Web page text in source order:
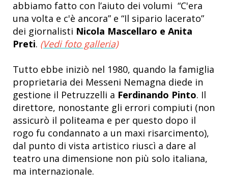
abbiamo fatto con l’aiuto dei volumi “C'era
una volta e c'è ancora” e “Il sipario lacerato”
dei giornalisti Nicola Mascellaro e Anita
Preti. (Vedi foto galleria)
Tutto ebbe iniziò nel 1980, quando la famiglia
proprietaria dei Messeni Nemagna diede in
gestione il Petruzzelli a Ferdinando Pinto. Il
direttore, nonostante gli errori compiuti (non
assicurò il politeama e per questo dopo il
rogo fu condannato a un maxi risarcimento),
dal punto di vista artistico riuscì a dare al
teatro una dimensione non più solo italiana,
ma internazionale.